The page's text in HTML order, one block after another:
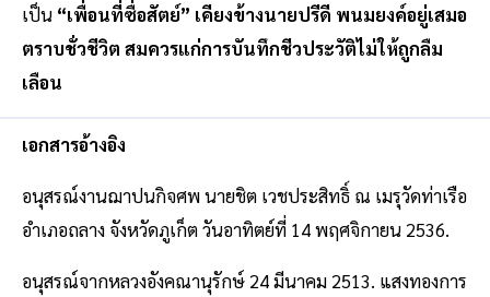
เป็น “เพื่อนที่ซื่อสัตย์” เคียงข้างนายปรีดี พนมยงค์อยู่เสมอ
ตราบชั่วชีวิต สมควรแก่การบันทึกชีวประวัติไม่ให้ถูกลืม
เลือน
เอกสารอ้างอิง
อนุสรณ์งานฌาปนกิจศพ นายชิต เวชประสิทธิ์ ณ เมรุวัดท่าเรือ
อำเภอถลาง จังหวัดภูเก็ต วันอาทิตย์ที่ 14 พฤศจิกายน 2536.
อนุสรณ์จากหลวงอังคณานุรักษ์ 24 มีนาคม 2513. แสงทองการ